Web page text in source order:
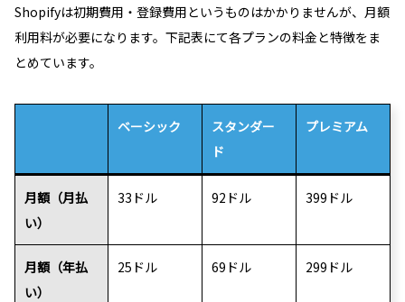
Shopifyは初期費用・登録費用というものはかかりませんが、月額
利用料が必要になります。下記表にて各プランの料金と特徴をま
とめています。
ベーシック
スタンダー
ド
プレミアム
月額（月払
い）
33ドル 92ドル 399ドル
月額（年払
い）
25ドル 69ドル 299ドル